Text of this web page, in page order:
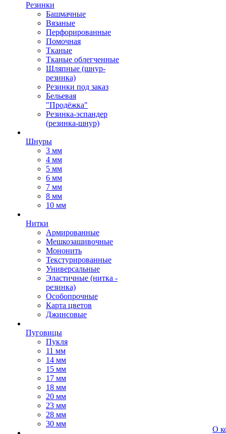
Резинки
Башмачные
Вязаные
Перфорированные
Помочная
Тканые
Тканые облегченные
Шляпные (шнур-
резинка)
Резинки под заказ
Бельевая
"Продёжка"
Резинка-эспандер
(резинка-шнур)
Шнуры
3 мм
4 мм
5 мм
6 мм
7 мм
8 мм
10 мм
Нитки
Армированные
Мешкозашивочные
Мононить
Текстурированные
Универсальные
Эластичные (нитка -
резинка)
Особопрочные
Карта цветов
Джинсовые
Пуговицы
Пукля
11 мм
14 мм
15 мм
17 мм
18 мм
20 мм
23 мм
28 мм
30 мм
О